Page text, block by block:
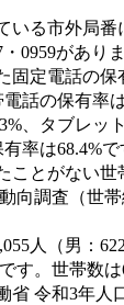
る市外局番
0959がありま
固定電話の保
話の保有率
、タブレッ
率は68.4%
ことがない世
向調査（世
人（男：
す。世帯数
省 令和3年人